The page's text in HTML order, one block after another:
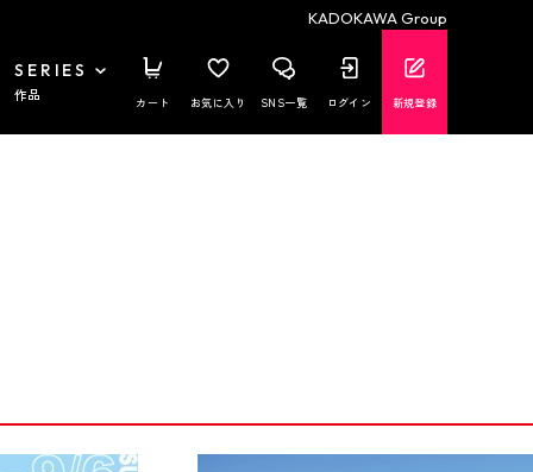
KADOKAWA Group
SERIES
作品 カート お気に入り SNS一覧 ログイン 新規登録